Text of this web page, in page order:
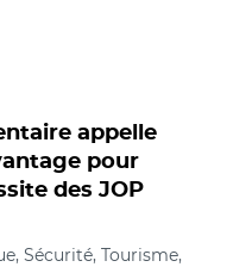
appelle
pour
des JOP
Sécurité, Tourisme,